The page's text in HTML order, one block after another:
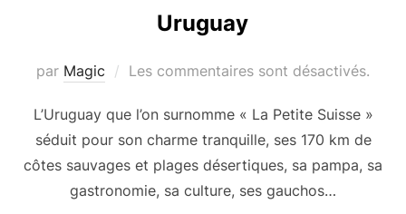
Uruguay
par Magic Les commentaires sont désactivés.
L’Uruguay que l’on surnomme « La Petite Suisse »
séduit pour son charme tranquille, ses 170 km de
côtes sauvages et plages désertiques, sa pampa, sa
gastronomie, sa culture, ses gauchos…